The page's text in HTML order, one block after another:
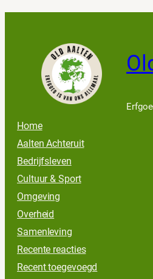
Home
Aalten Achteruit
Bedrijfsleven
Cultuur & Sport
Omgeving
Overheid
Samenleving
Recente reacties
Recent toegevoegd